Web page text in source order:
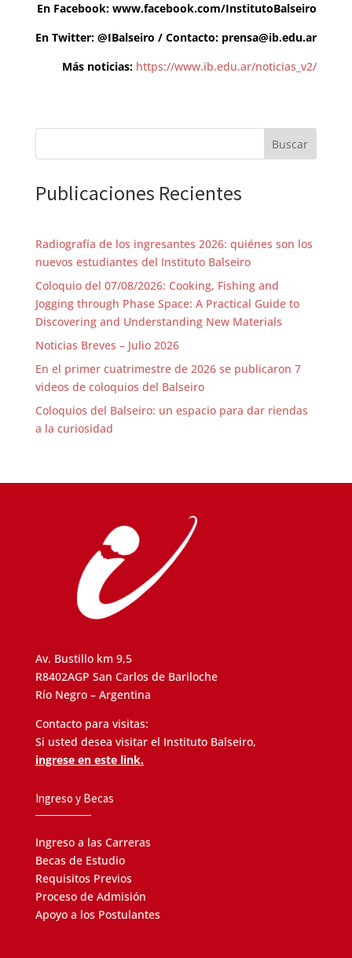
En Facebook:www.facebook.com/InstitutoBalseiro
En Twitter:@IBalseiro / Contacto: prensa@ib.edu.ar
Más noticias: https://www.ib.edu.ar/noticias_v2/
Buscar
Publicaciones Recientes
Radiografía de los ingresantes 2026: quiénes son los
nuevos estudiantes del Instituto Balseiro
Coloquio del 07/08/2026: Cooking, Fishing and
Jogging through Phase Space: A Practical Guide to
Discovering and Understanding New Materials
Noticias Breves – Julio 2026
En el primer cuatrimestre de 2026 se publicaron 7
videos de coloquios del Balseiro
Coloquios del Balseiro: un espacio para dar riendas
a la curiosidad
Av. Bustillo km 9,5
R8402AGP San Carlos de Bariloche
Río Negro – Argentina
Contacto para visitas:
Si usted desea visitar el Instituto Balseiro,
ingrese en este link.
Ingreso y Becas
Ingreso a las Carreras
Becas de Estudio
Requisitos Previos
Proceso de Admisión
Apoyo a los Postulantes